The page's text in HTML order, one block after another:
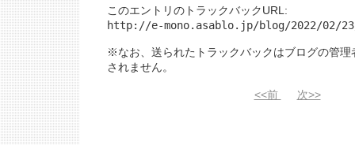
このエントリのトラックバックURL:
http://e-mono.asablo.jp/blog/2022/02/
※なお、送られたトラックバックはブログの管理
されません。
<<前 次>>